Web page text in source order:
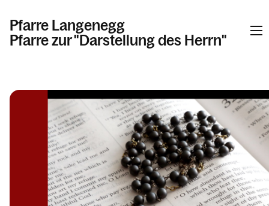
Pfarre Langenegg
Pfarre zur "Darstellung des Herrn"
Kalender
Personen